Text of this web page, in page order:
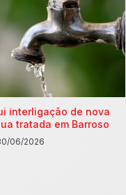
interligação de nova
tratada em Barroso
06/2026